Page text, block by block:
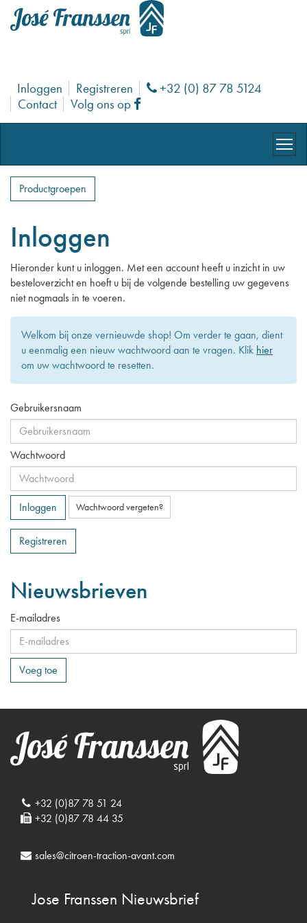
Inloggen Registreren Phone
+32 (0) 87 78 5124
Contact
Volg ons op Facebook
Productgroepen
Inloggen
Hieronder kunt u inloggen. Met een account heeft u inzicht in uw
besteloverzicht en hoeft u bij de volgende bestelling uw gegevens
niet nogmaals in te voeren.
Welkom bij onze vernieuwde shop! Om verder te gaan, dient
u eenmalig een nieuw wachtwoord aan te vragen. Klik hier
om uw wachtwoord te resetten.
Gebruikersnaam
Wachtwoord
Inloggen Wachtwoord vergeten?
Registreren
Nieuwsbrieven
E-mailadres
Voeg toe
+32 (0)87 78 51 24
+32 (0)87 78 44 35
sales@citroen-traction-avant.com
Jose Franssen Nieuwsbrief